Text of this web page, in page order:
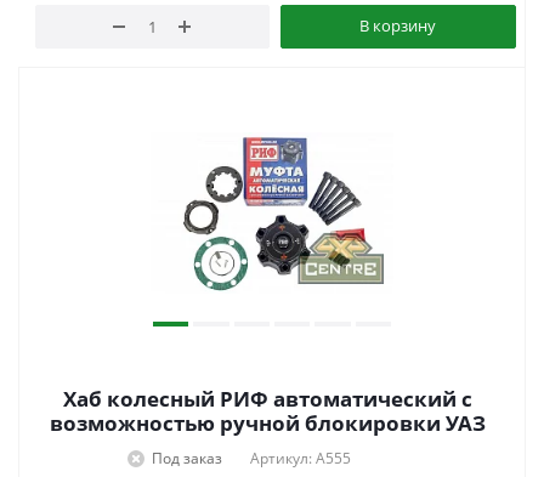
В корзину
Хаб колесный РИФ автоматический с
возможностью ручной блокировки УАЗ
Под заказ Артикул: A555